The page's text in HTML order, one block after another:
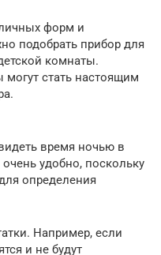
форм и
подобрать прибор для
комнаты.
стать настоящим
время ночью в
удобно, поскольку
определения
Например, если
и не будут